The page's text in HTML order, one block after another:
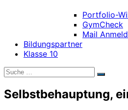
Portfolio-
GymCheck
Mail
Bildungspartner
Klasse 10
Suche
Suchen
Selbstbehauptung,